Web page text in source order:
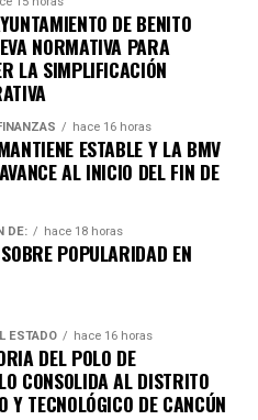
de WhatsApp
DE BENITO
NORMATIVA PARA
LA SIMPLIFICACIÓN
hace 16 horas
ESTABLE Y LA BMV
AL INICIO DEL FIN DE
DE: hace 18 horas
POPULARIDAD EN
ESTADO hace 16 horas
DEL POLO DE
CONSOLIDA AL DISTRITO
Y TECNOLÓGICO DE CANCÚN